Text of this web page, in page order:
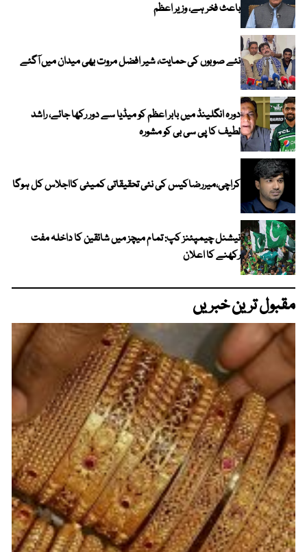
باعث فخر ہے، وزیر اعظم
نئے صوبوں کی حمایت، شیر افضل مروت بھی میدان میں آگئے
دورہ انگلینڈ میں بابر اعظم کو میڈیا سے دور رکھا جائے، راشد
لطیف کا پی سی بی کو مشورہ
کراچی،میررضاکیس کی نئی تحقیقاتی کمیٹی کااجلاس کل ہوگا
نیشنل چیمپئنز کپ: تمام میچز میں شائقین کا داخلہ مفت
رکھنے کا اعلان
مقبول ترین خبریں